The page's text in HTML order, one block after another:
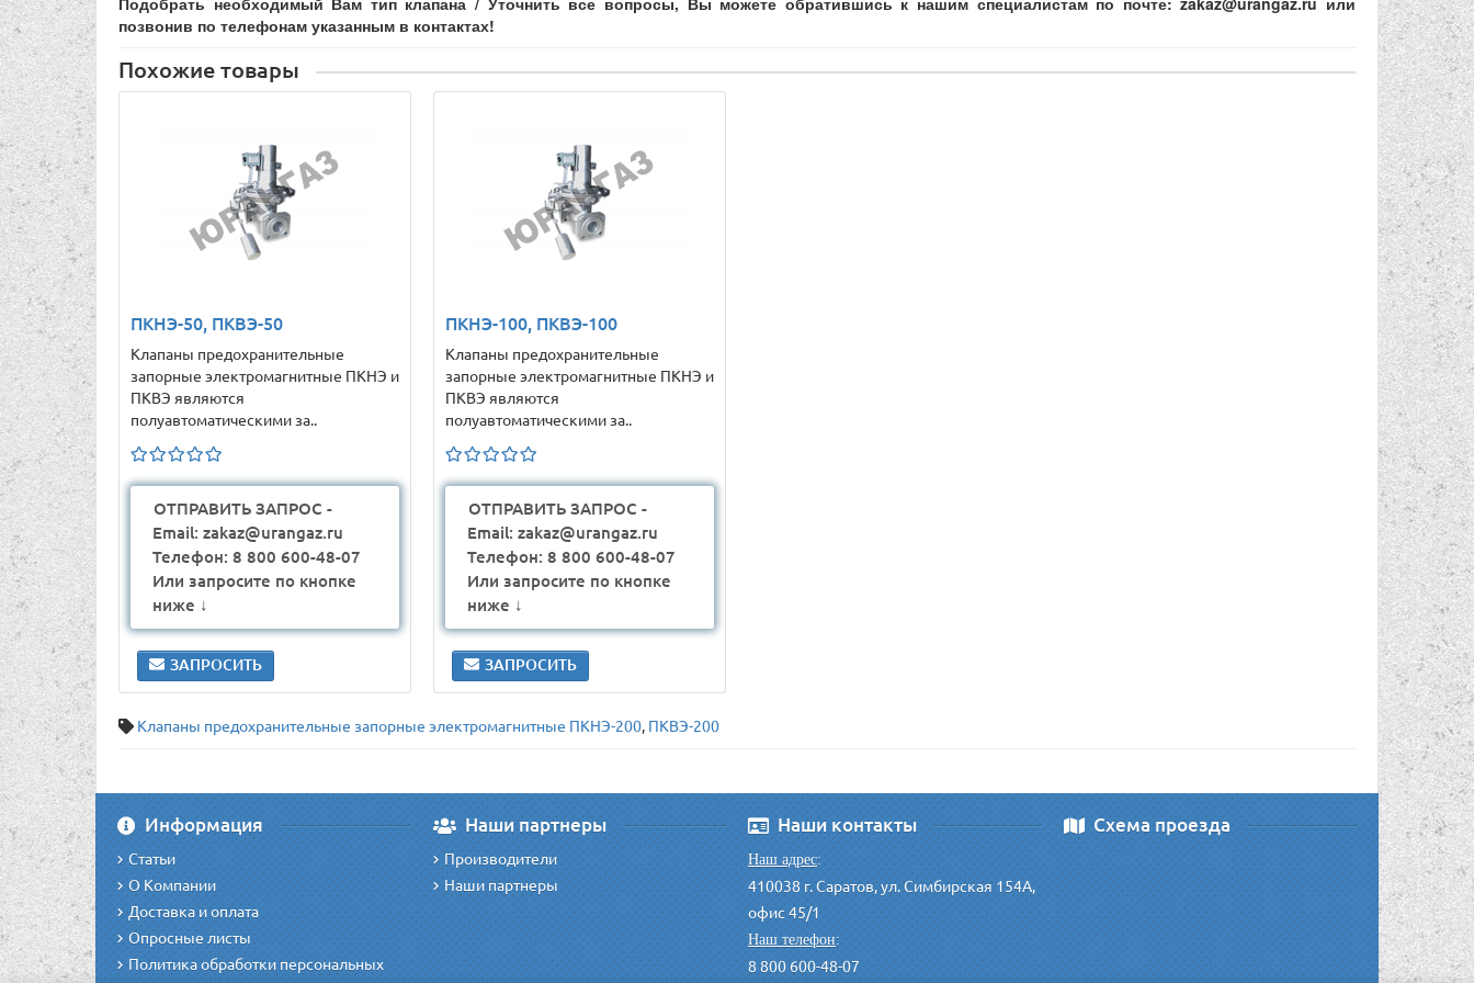
позвонив по телефонам указанным в контактах!
Похожие товары
ПКНЭ-50, ПКВЭ-50
Клапаны предохранительные
запорные электромагнитные ПКНЭ и
ПКВЭ являются
полуавтоматическими за..
ОТПРАВИТЬ ЗАПРОС -
Email: zakaz@urangaz.ru
Телефон: 8 800 600-48-07
Или запросите по кнопке
ниже ↓
ЗАПРОСИТЬ
ПКНЭ-100, ПКВЭ-100
Клапаны предохранительные
запорные электромагнитные ПКНЭ и
ПКВЭ являются
полуавтоматическими за..
ОТПРАВИТЬ ЗАПРОС -
Email: zakaz@urangaz.ru
Телефон: 8 800 600-48-07
Или запросите по кнопке
ниже ↓
ЗАПРОСИТЬ
Клапаны предохранительные запорные электромагнитные ПКНЭ-200, ПКВЭ-200
Информация
Статьи
О Компании
Доставка и оплата
Опросные листы
Политика обработки персональных
Наши партнеры
Производители
Наши партнеры
Наши контакты
Наш адрес:
410038 г. Саратов, ул. Симбирская 154А,
офис 45/1
Наш телефон:
8 800 600-48-07
Схема проезда